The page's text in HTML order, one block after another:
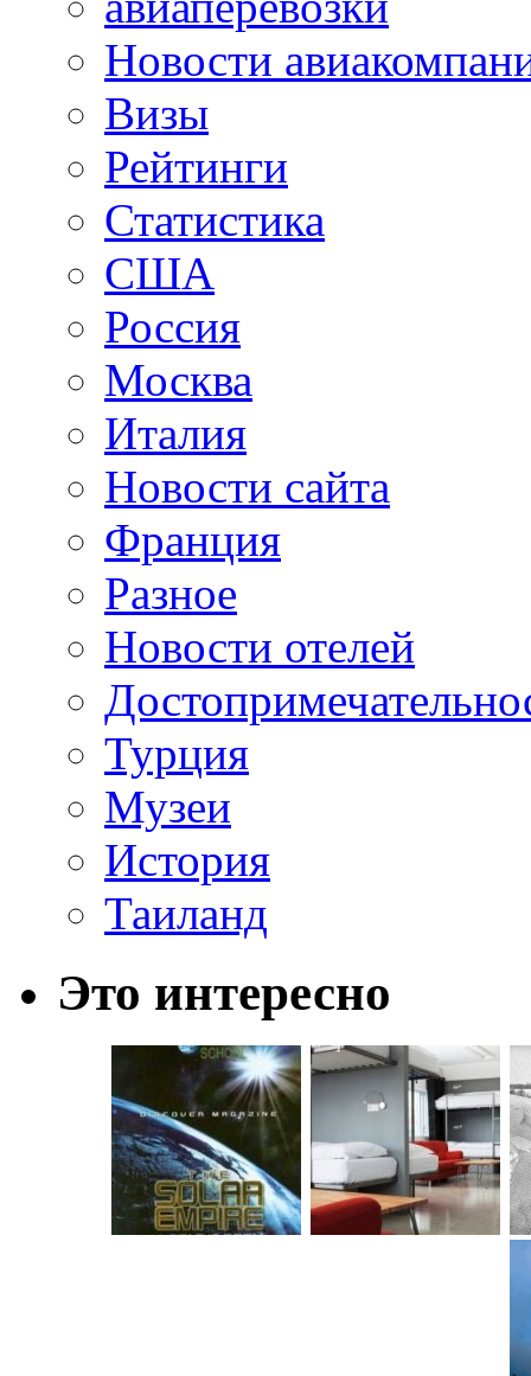
Новости
Визы
Рейтинги
Статистика
США
Россия
Москва
Италия
Новости сайта
Франция
Разное
Новости отелей
Турция
Музеи
История
Таиланд
Это интересно